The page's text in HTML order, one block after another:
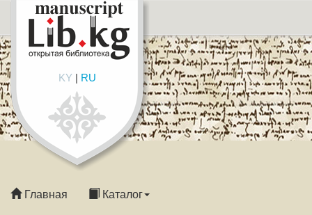
KY| RU
Главная Каталог